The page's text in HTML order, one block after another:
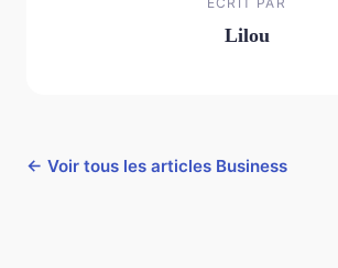
Lilou
← Voir tous les articles Business